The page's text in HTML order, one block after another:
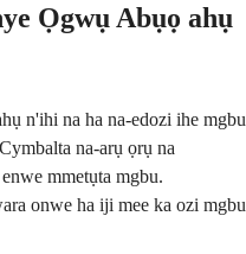
Ọgwụ Abụọ ahụ
n'ihi na ha na-edozi ihe mgbu
na-arụ ọrụ na
mmetụta mgbu.
onwe ha iji mee ka ozi mgbu